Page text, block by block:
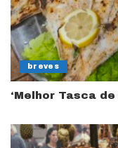
breves
‘Melhor Tasca